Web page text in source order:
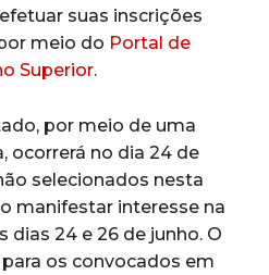
suas inscrições
meio do Portal de
Superior.
por meio de uma
ocorrerá no dia 24 de
selecionados nesta
manifestar interesse na
dias 24 e 26 de junho. O
os convocados em